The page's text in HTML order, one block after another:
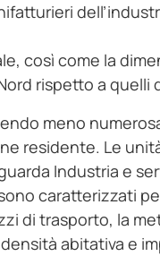
così come la
rispetto a quelli
meno numerosa
residente. Le
Industria e
caratterizzati
di trasporto, la
abitativa e